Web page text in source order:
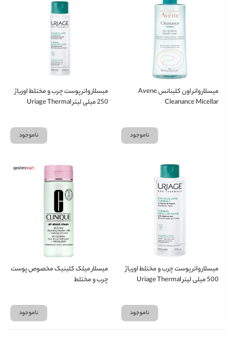
میسلار واتر اون کلینانس Avene
Cleanance Micellar
ناموجود
میسلار واتر پوست چرب و مختلط اوریاژ
250 میلی لیتر Uriage Thermal
ناموجود
میسلار واتر پوست چرب و مختلط اوریاژ
500 میلی لیتر Uriage Thermal
ناموجود
میسلار میلک کلینیک مخصوص پوست
چرب و مختلط
ناموجود